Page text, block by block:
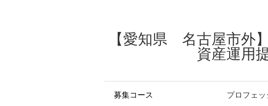
【愛知県 名古屋市外
資産運用
募集コース プロフェ